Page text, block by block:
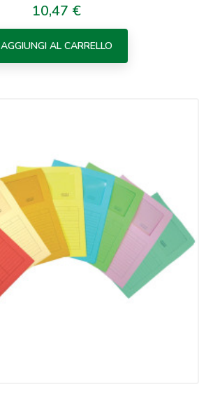
Prezzo
10,47 €
AGGIUNGI AL CARRELLO